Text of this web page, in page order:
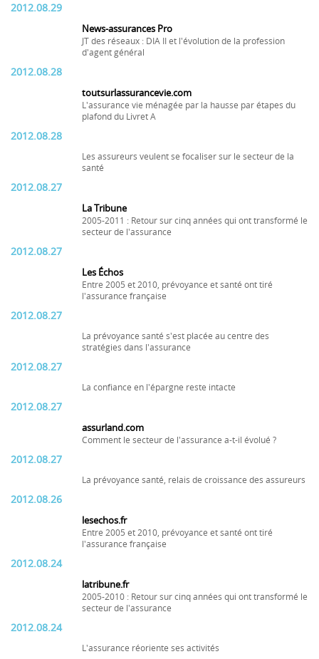
2012.08.29
News-assurances Pro
JT des réseaux : DIA II et l'évolution de la profession
d'agent général
2012.08.28
toutsurlassurancevie.com
L'assurance vie ménagée par la hausse par étapes du
plafond du Livret A
2012.08.28
Les assureurs veulent se focaliser sur le secteur de la
santé
2012.08.27
La Tribune
2005-2011 : Retour sur cinq années qui ont transformé le
secteur de l'assurance
2012.08.27
Les Échos
Entre 2005 et 2010, prévoyance et santé ont tiré
l'assurance française
2012.08.27
La prévoyance santé s'est placée au centre des
stratégies dans l'assurance
2012.08.27
La confiance en l'épargne reste intacte
2012.08.27
assurland.com
Comment le secteur de l'assurance a-t-il évolué ?
2012.08.27
La prévoyance santé, relais de croissance des assureurs
2012.08.26
lesechos.fr
Entre 2005 et 2010, prévoyance et santé ont tiré
l'assurance française
2012.08.24
latribune.fr
2005-2010 : Retour sur cinq années qui ont transformé le
secteur de l'assurance
2012.08.24
L'assurance réoriente ses activités